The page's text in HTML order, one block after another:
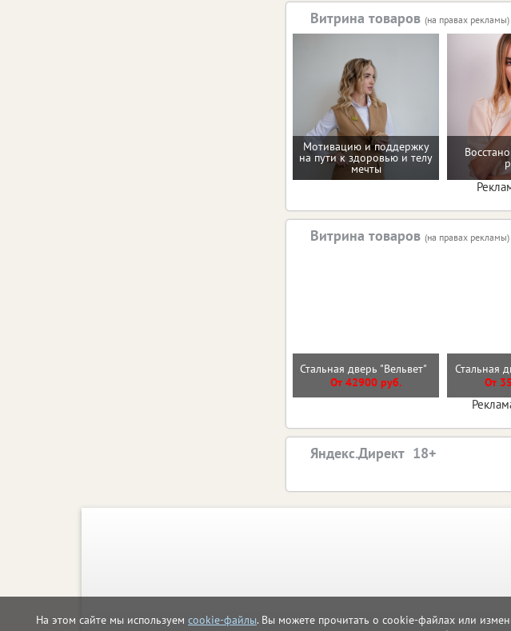
На этом сайте мы используем cookie-файлы. Вы можете прочитать о cookie-файлах или
Витрина товаров (на правах рекламы)
Мотивацию и поддержку
на пути к здоровью и телу
мечты
Витрина товаров (на правах рекламы)
Стальная дверь "Вельвет"
От 42900 руб.
Стальная
От
Яндекс.Директ